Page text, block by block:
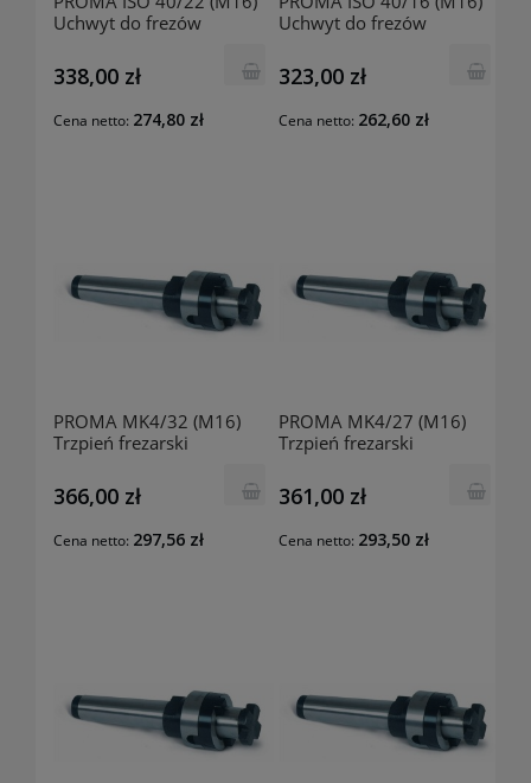
Uchwyt do frezów
338,00 zł
Cena netto: 274,80 zł
Uchwyt do frezów
323,00 zł
Cena netto: 262,60 zł
PROMA MK4/32 (M16)
Trzpień frezarski
366,00 zł
Cena netto: 297,56 zł
PROMA MK4/27 (M16)
Trzpień frezarski
361,00 zł
Cena netto: 293,50 zł